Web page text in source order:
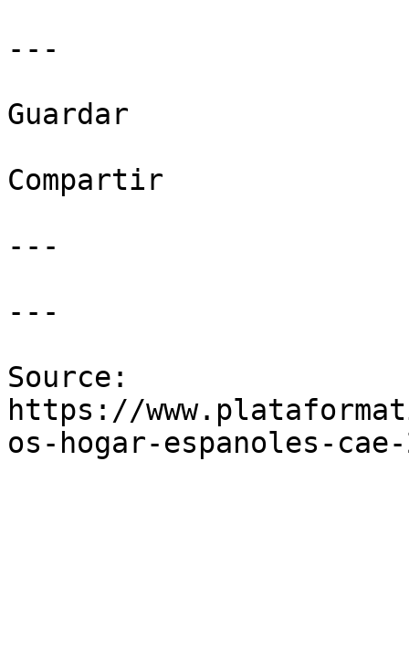
---
Guardar
Compartir
---
---
Source:
https://